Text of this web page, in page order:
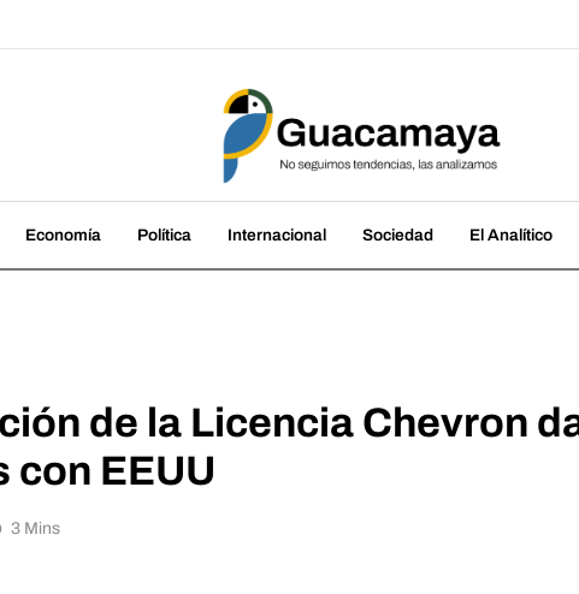
Economía Política Internacional Sociedad El Analítico
de la Licencia Chevron
EEUU
3 Mins